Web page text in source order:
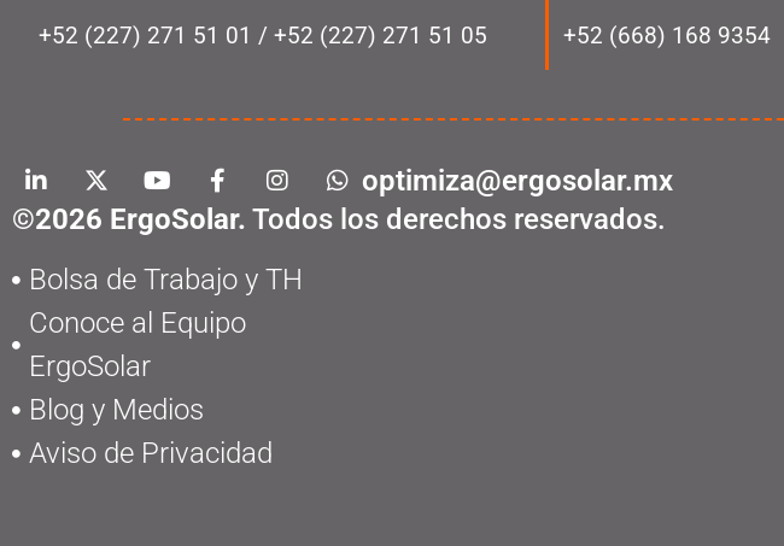
+52 (227) 271 51 01 / +52 (227) 271 51 05 +52 (668) 168 9354
optimiza@ergosolar.mx
©2026 ErgoSolar. Todos los derechos reservados.
Bolsa de Trabajo y TH
Conoce al Equipo
ErgoSolar
Blog y Medios
Aviso de Privacidad